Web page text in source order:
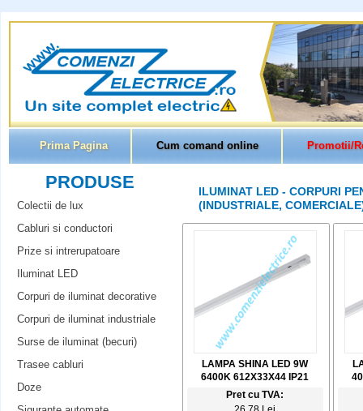
Prima Pagina Cum comand online Promotii/
PRODUSE
Colectii de lux
Cabluri si conductori
Prize si intrerupatoare
Iluminat LED
Corpuri de iluminat decorative
Corpuri de iluminat industriale
Surse de iluminat (becuri)
Trasee cabluri
Doze
ILUMINAT LED - CORPURI
(INDUSTRIALE,
LAMPA SHINA LED 9W
6400K 612X33X44 IP21
Pret cu TVA: